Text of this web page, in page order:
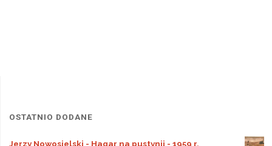
OSTATNIO DODANE
Jerzy Nowosielski - Hagar na pustynii - 1959 r.